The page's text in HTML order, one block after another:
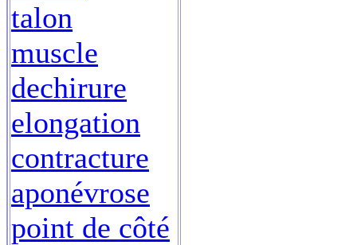
talon
muscle
dechirure
elongation
contracture
aponévrose
point de côté